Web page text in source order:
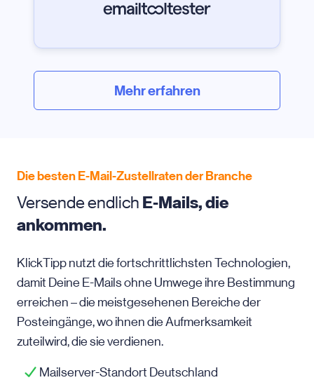
Mehr erfahren
Die besten E-Mail-Zustellraten der Branche
Versende endlich E-Mails, die
ankommen.
KlickTipp nutzt die fortschrittlichsten Technologien,
damit Deine E-Mails ohne Umwege ihre Bestimmung
erreichen – die meistgesehenen Bereiche der
Posteingänge, wo ihnen die Aufmerksamkeit
zuteilwird, die sie verdienen.
Mailserver-Standort Deutschland